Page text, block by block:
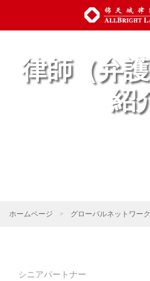
律師（弁
紹
ホームページ > グローバルネットワーク
シニアパートナー